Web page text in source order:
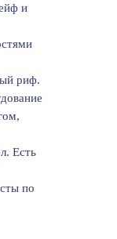
и
риф.
Есть
по